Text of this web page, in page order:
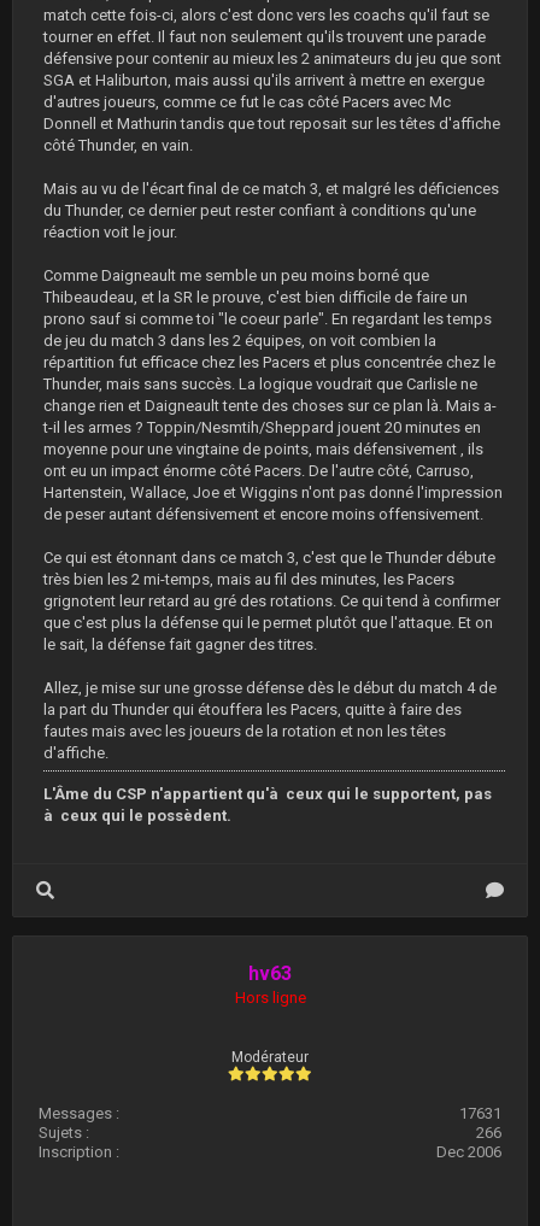
match cette fois-ci, alors c'est donc vers les coachs qu'il faut se
tourner en effet. Il faut non seulement qu'ils trouvent une parade
défensive pour contenir au mieux les 2 animateurs du jeu que sont
SGA et Haliburton, mais aussi qu'ils arrivent à mettre en exergue
d'autres joueurs, comme ce fut le cas côté Pacers avec Mc
Donnell et Mathurin tandis que tout reposait sur les têtes d'affiche
côté Thunder, en vain.
Mais au vu de l'écart final de ce match 3, et malgré les déficiences
du Thunder, ce dernier peut rester confiant à conditions qu'une
réaction voit le jour.
Comme Daigneault me semble un peu moins borné que
Thibeaudeau, et la SR le prouve, c'est bien difficile de faire un
prono sauf si comme toi "le coeur parle". En regardant les temps
de jeu du match 3 dans les 2 équipes, on voit combien la
répartition fut efficace chez les Pacers et plus concentrée chez le
Thunder, mais sans succès. La logique voudrait que Carlisle ne
change rien et Daigneault tente des choses sur ce plan là. Mais a-
t-il les armes ? Toppin/Nesmtih/Sheppard jouent 20 minutes en
moyenne pour une vingtaine de points, mais défensivement , ils
ont eu un impact énorme côté Pacers. De l'autre côté, Carruso,
Hartenstein, Wallace, Joe et Wiggins n'ont pas donné l'impression
de peser autant défensivement et encore moins offensivement.
Ce qui est étonnant dans ce match 3, c'est que le Thunder débute
très bien les 2 mi-temps, mais au fil des minutes, les Pacers
grignotent leur retard au gré des rotations. Ce qui tend à confirmer
que c'est plus la défense qui le permet plutôt que l'attaque. Et on
le sait, la défense fait gagner des titres.
Allez, je mise sur une grosse défense dès le début du match 4 de
la part du Thunder qui étouffera les Pacers, quitte à faire des
fautes mais avec les joueurs de la rotation et non les têtes
d'affiche.
L'Âme du CSP n'appartient qu'à ceux qui le supportent, pas
à ceux qui le possèdent.
hv63
Hors ligne
Modérateur
Messages :
17631
Sujets :
266
Inscription :
Dec 2006